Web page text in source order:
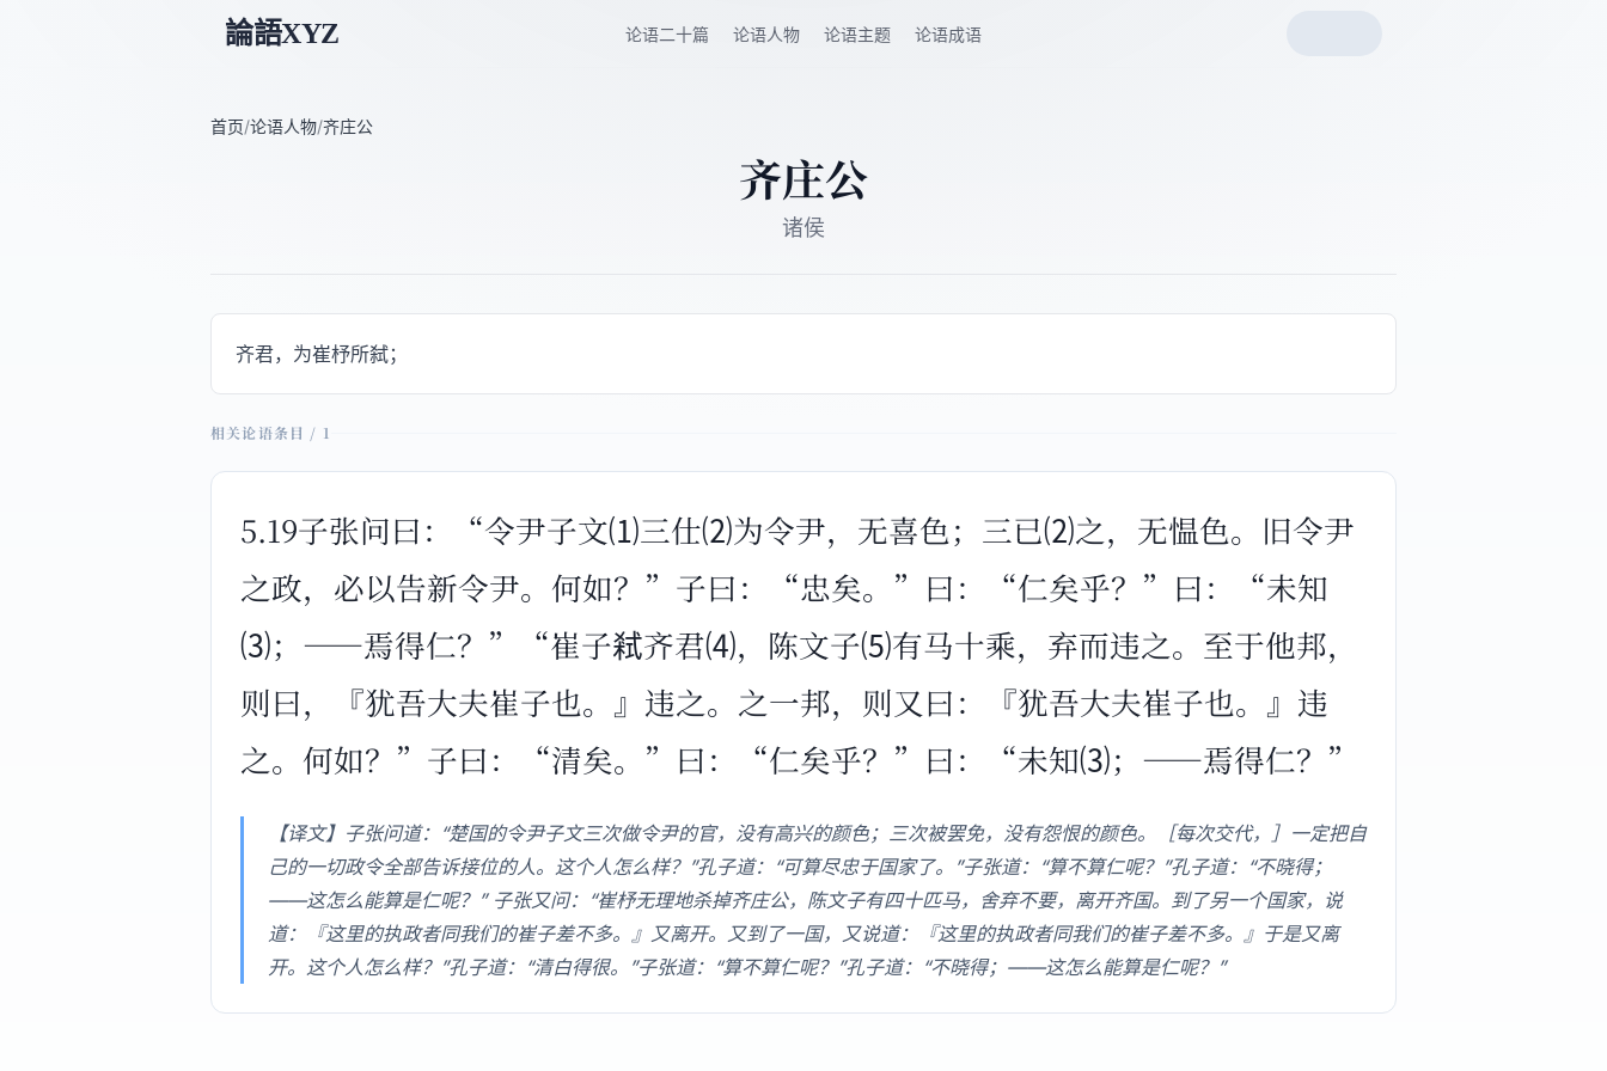
論語XYZ 论语二十篇 论语人物 论语主题 论语成语
首页/论语人物/齐庄公
齐庄公
诸侯
齐君，为崔杼所弑；
相关论语条目 / 1
5.19子张问曰：“令尹子文⑴三仕⑵为令尹，无喜色；三已⑵之，无愠色。旧令尹
之政，必以告新令尹。何如？”子曰：“忠矣。”曰：“仁矣乎？”曰：“未知
⑶；——焉得仁？”“崔子弒齐君⑷，陈文子⑸有马十乘，弃而违之。至于他邦，
则曰，『犹吾大夫崔子也。』违之。之一邦，则又曰：『犹吾大夫崔子也。』违
之。何如？”子曰：“清矣。”曰：“仁矣乎？”曰：“未知⑶；——焉得仁？”
【译文】子张问道：“楚国的令尹子文三次做令尹的官，没有高兴的颜色；三次被罢免，没有怨恨的颜色。［每次交代，］一定把自
己的一切政令全部告诉接位的人。这个人怎么样？”孔子道：“可算尽忠于国家了。”子张道：“算不算仁呢？”孔子道：“不晓得；
——这怎么能算是仁呢？” 子张又问：“崔杼无理地杀掉齐庄公，陈文子有四十匹马，舍弃不要，离开齐国。到了另一个国家，说
道：『这里的执政者同我们的崔子差不多。』又离开。又到了一国，又说道：『这里的执政者同我们的崔子差不多。』于是又离
开。这个人怎么样？”孔子道：“清白得很。”子张道：“算不算仁呢？”孔子道：“不晓得；——这怎么能算是仁呢？”